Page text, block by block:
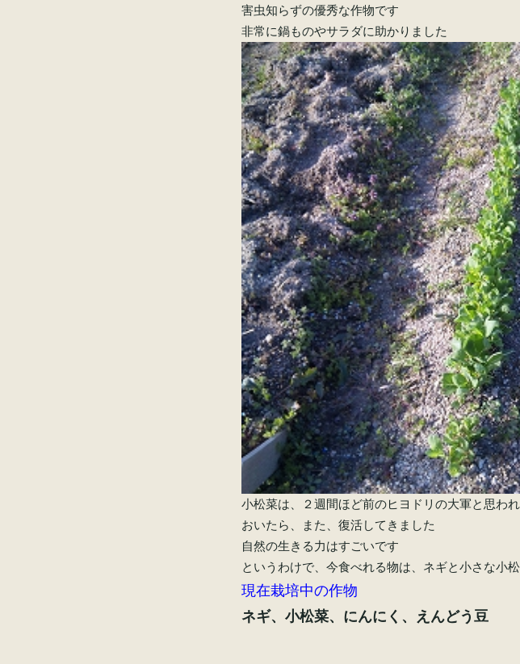
害虫知らずの優秀な作物です
非常に鍋ものやサラダに助かりました
小松菜は、２週間ほど前のヒヨドリの大軍と思わ
おいたら、また、復活してきました
自然の生きる力はすごいです
というわけで、今食べれる物は、ネギと小さな小
現在栽培中の作物
ネギ、小松菜、にんにく、えんどう豆